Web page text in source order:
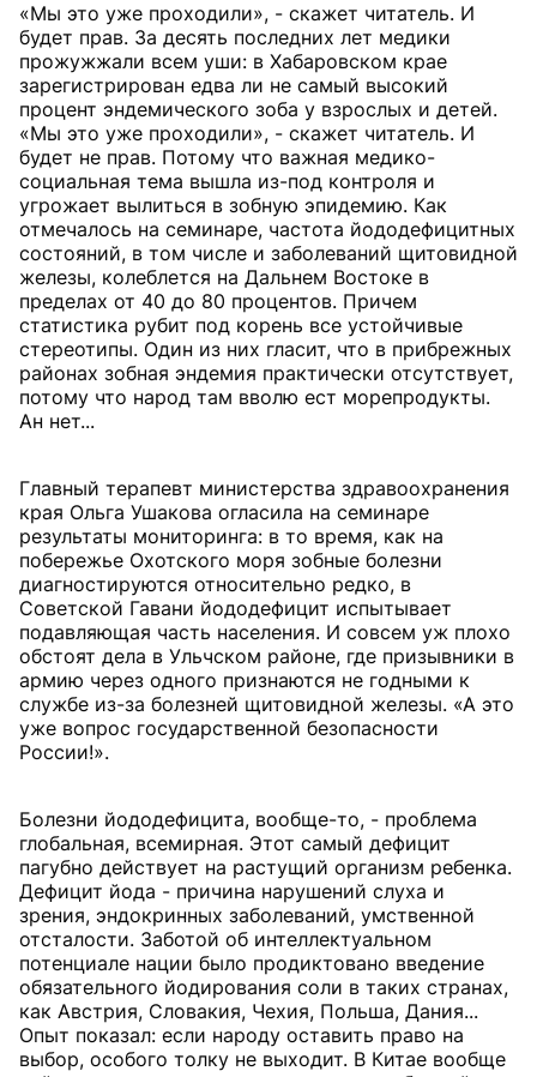
«Мы это уже проходили», - скажет читатель. И
будет прав. За десять последних лет медики
прожужжали всем уши: в Хабаровском крае
зарегистрирован едва ли не самый высокий
процент эндемического зоба у взрослых и детей.
«Мы это уже проходили», - скажет читатель. И
будет не прав. Потому что важная медико-
социальная тема вышла из-под контроля и
угрожает вылиться в зобную эпидемию. Как
отмечалось на семинаре, частота йододефицитных
состояний, в том числе и заболеваний щитовидной
железы, колеблется на Дальнем Востоке в
пределах от 40 до 80 процентов. Причем
статистика рубит под корень все устойчивые
стереотипы. Один из них гласит, что в прибрежных
районах зобная эндемия практически отсутствует,
потому что народ там вволю ест морепродукты.
Ан нет...
Главный терапевт министерства здравоохранения
края Ольга Ушакова огласила на семинаре
результаты мониторинга: в то время, как на
побережье Охотского моря зобные болезни
диагностируются относительно редко, в
Советской Гавани йододефицит испытывает
подавляющая часть населения. И совсем уж плохо
обстоят дела в Ульчском районе, где призывники в
армию через одного признаются не годными к
службе из-за болезней щитовидной железы. «А это
уже вопрос государственной безопасности
России!».
Болезни йододефицита, вообще-то, - проблема
глобальная, всемирная. Этот самый дефицит
пагубно действует на растущий организм ребенка.
Дефицит йода - причина нарушений слуха и
зрения, эндокринных заболеваний, умственной
отсталости. Заботой об интеллектуальном
потенциале нации было продиктовано введение
обязательного йодирования соли в таких странах,
как Австрия, Словакия, Чехия, Польша, Дания...
Опыт показал: если народу оставить право на
выбор, особого толку не выходит. В Китае вообще